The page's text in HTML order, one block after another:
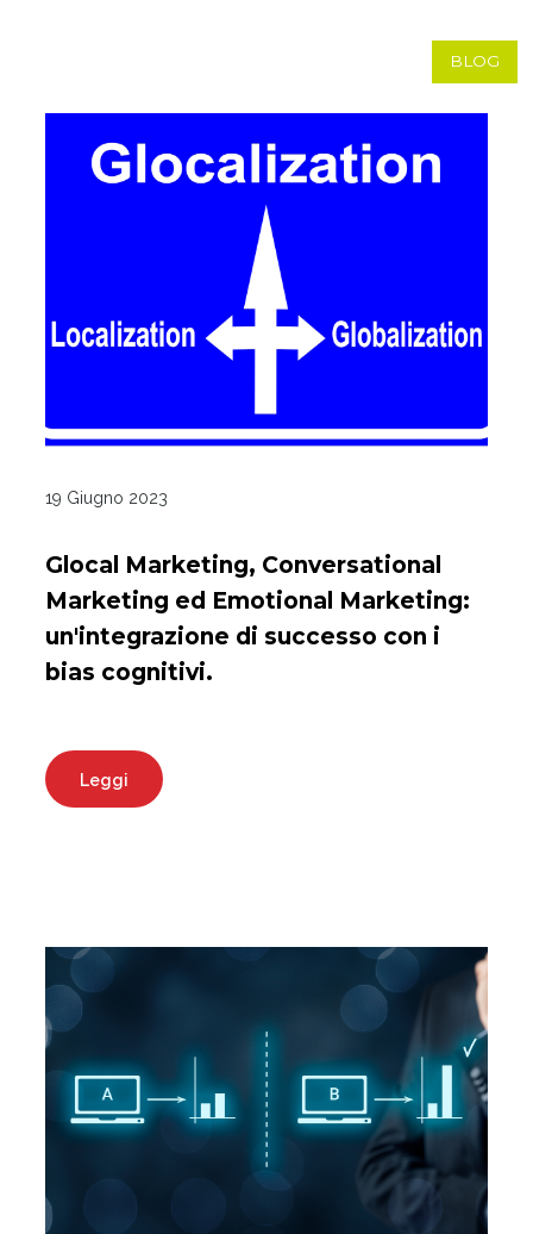
BLOG
19 Giugno 2023
Glocal Marketing, Conversational
Marketing ed Emotional Marketing:
un'integrazione di successo con i
bias cognitivi.
Leggi